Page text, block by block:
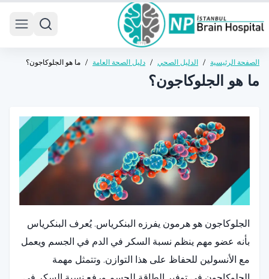
الصفحة الرئيسية / الدليل الصحي / دليل الصحة العامة / ما هو الجلوكاجون؟
ما هو الجلوكاجون؟
الجلوكاجون هو هرمون يفرزه البنكرياس. يُعرف البنكرياس
بأنه عضو مهم ينظم نسبة السكر في الدم في الجسم ويعمل
مع الأنسولين للحفاظ على هذا التوازن. وتتمثل مهمة